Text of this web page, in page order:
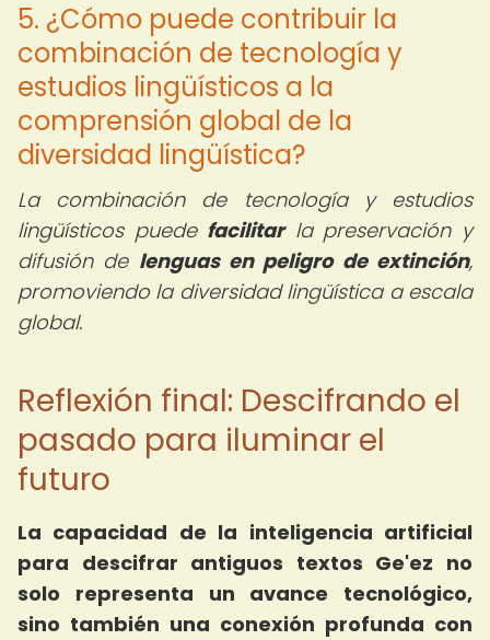
5. ¿Cómo puede contribuir la
combinación de tecnología y
estudios lingüísticos a la
comprensión global de la
diversidad lingüística?
La combinación de tecnología y estudios
lingüísticos puede facilitarla preservación y
difusión de lenguas en peligro de extinción,
promoviendo la diversidad lingüística a escala
global.
Reflexión final: Descifrando el
pasado para iluminar el
futuro
La capacidad de la inteligencia artificial
para descifrar antiguos textos Ge'ez no
solo representa un avance tecnológico,
sino también una conexión profunda con